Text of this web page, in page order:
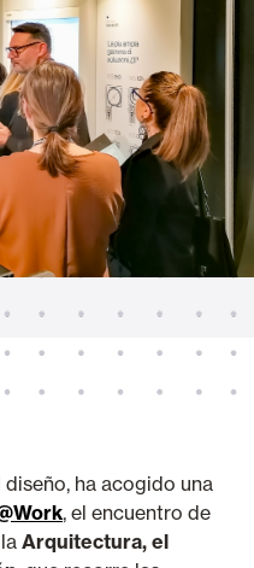
ha acogido una
, el encuentro de
Arquitectura, el